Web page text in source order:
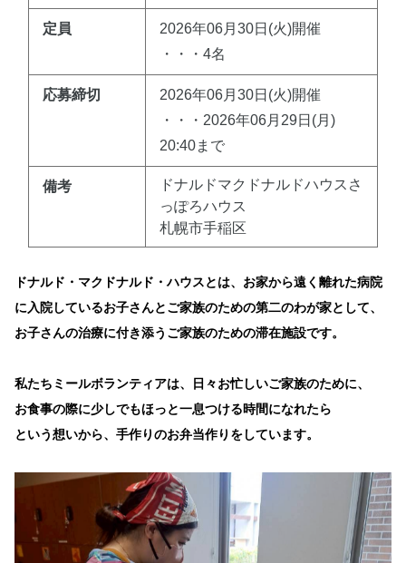
定員
2026年06月30日(火)開催
・・・4名
応募締切
2026年06月30日(火)開催
・・・2026年06月29日(月)
20:40まで
備考
ドナルドマクドナルドハウスさ
っぽろハウス
札幌市手稲区
ドナルド・マクドナルド・ハウスとは、お家から遠く離れた病院
に入院しているお子さんとご家族のための第二のわが家として、
お子さんの治療に付き添うご家族のための滞在施設です。
私たちミールボランティアは、日々お忙しいご家族のために、
お食事の際に少しでもほっと一息つける時間になれたら
という想いから、手作りのお弁当作りをしています。